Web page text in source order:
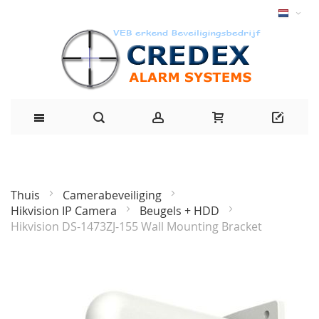
Thuis
Camerabeveiliging
Hikvision IP Camera
Beugels + HDD
Hikvision DS-1473ZJ-155 Wall Mounting Bracket